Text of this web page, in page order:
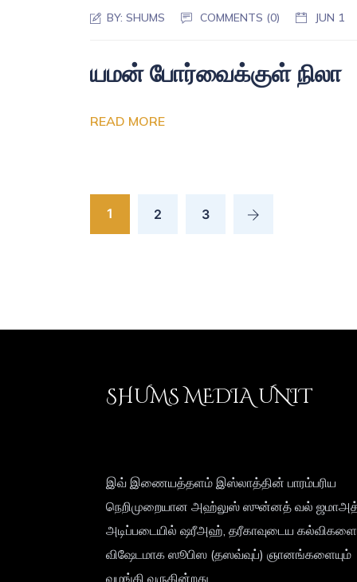
BY:SHUMS COMMENTS (0) JUN 1
யமன் போர்வைக்குள் நிலா
READ MORE
1 2 3
SHUMS MEDIA UNIT
இவ் இணையத்தளம் இஸ்லாத்தின் பாரம்பரிய
நெறிமுறையான அஹ்லுஸ் ஸுன்னத் வல்
அடிப்படையில் ஷரீஅஹ், தரீகாவுடைய
விஷேடமாக ஸூபிஸ (தஸவ்வுப்) ஞானங்களையும்
வழங்கி வருகின்றது.